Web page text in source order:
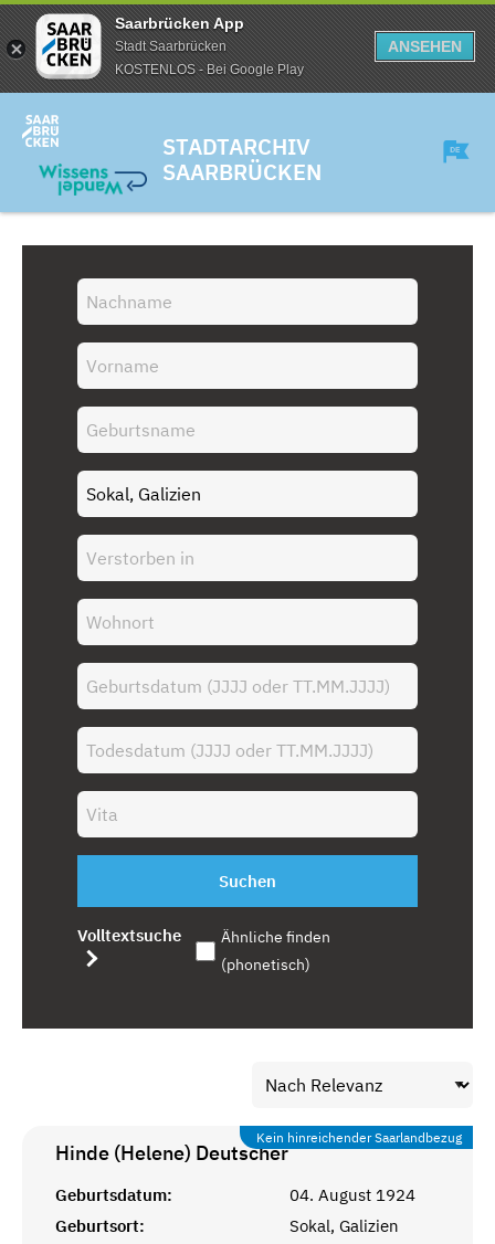
Saarbrücken App
Stadt Saarbrücken
KOSTENLOS - Bei Google Play
ANSEHEN
STADTARCHIV
SAARBRÜCKEN
Suchen
Volltextsuche
Ähnliche finden
(phonetisch)
Kein hinreichender Saarlandbezug
Hinde (Helene) Deutscher
Geburtsdatum:
04. August 1924
Geburtsort:
Sokal, Galizien